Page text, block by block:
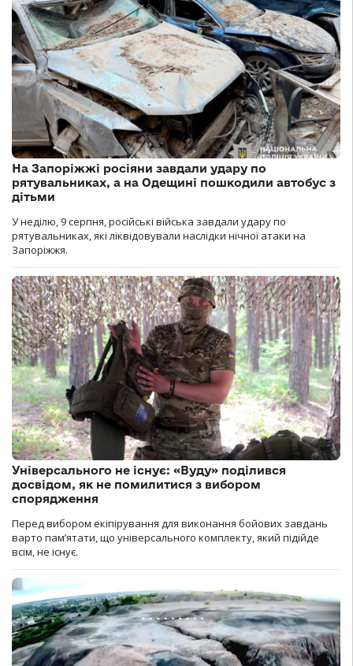
На Запоріжжі росіяни завдали удару по
рятувальниках, а на Одещині пошкодили автобус з
дітьми
У неділю, 9 серпня, російські війська завдали удару по
рятувальниках, які ліквідовували наслідки нічної атаки на
Запоріжжя.
Універсального не існує: «Вуду» поділився
досвідом, як не помилитися з вибором
спорядження
Перед вибором екіпірування для виконання бойових завдань
варто пам’ятати, що універсального комплекту, який підійде
всім, не існує.